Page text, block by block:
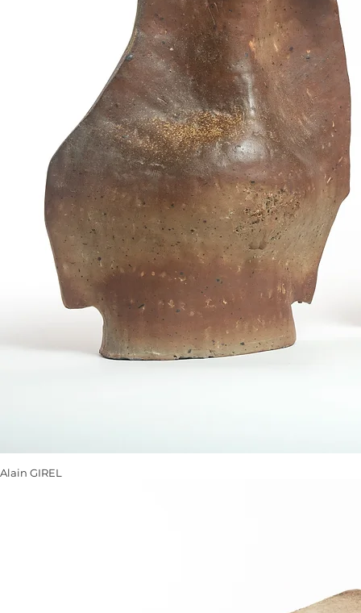
Alain GIREL